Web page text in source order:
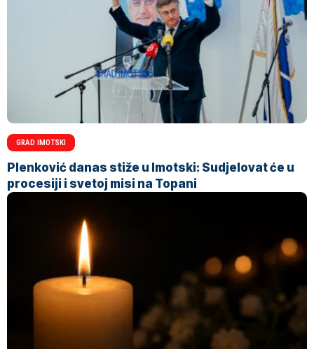
GRAD IMOTSKI
Plenković danas stiže u Imotski: Sudjelovat će u
procesiji i svetoj misi na Topani